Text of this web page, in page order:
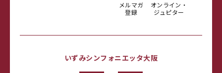
メルマガ
登録
オンライン・
ジュピター
いずみシンフォニエッタ大阪